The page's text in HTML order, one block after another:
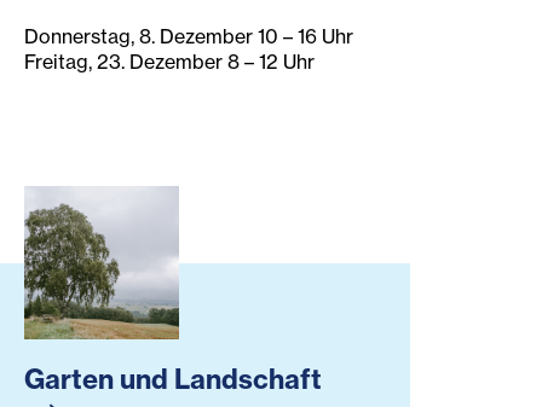
Donnerstag, 8. Dezember 10 – 16 Uhr
Freitag, 23. Dezember 8 – 12 Uhr
Garten und Landschaft